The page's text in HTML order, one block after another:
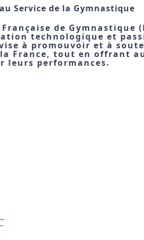
Service de la Gymnastique
de Gymnastique
technologique et
à promouvoir et à
France, tout en offrant
leurs performances.